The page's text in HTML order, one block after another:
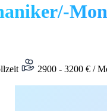
2900 - 3200 € /